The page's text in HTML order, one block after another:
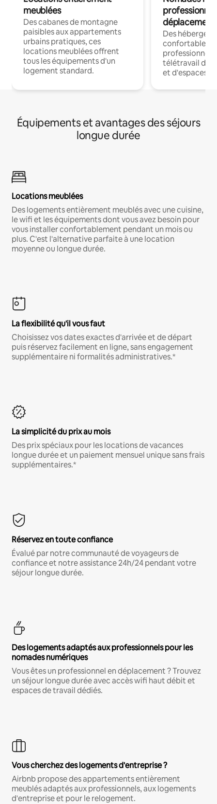
meublées
Des cabanes de montagne
paisibles aux appartements
urbains pratiques, ces
locations meublées offrent
tous les équipements d'un
logement standard.
déplacement
Des
confortables
professionnels
télétravail
et d'espaces
Équipements et avantages des séjours
longue durée
Locations meublées
Des logements entièrement meublés avec une cuisine,
le wifi et les équipements dont vous avez besoin pour
vous installer confortablement pendant un mois ou
plus. C'est l'alternative parfaite à une location
moyenne ou longue durée.
La flexibilité qu'il vous faut
Choisissez vos dates exactes d'arrivée et de départ
puis réservez facilement en ligne, sans engagement
supplémentaire ni formalités administratives.*
La simplicité du prix au mois
Des prix spéciaux pour les locations de vacances
longue durée et un paiement mensuel unique sans frais
supplémentaires.*
Réservez en toute confiance
Évalué par notre communauté de voyageurs de
confiance et notre assistance 24h/24 pendant votre
séjour longue durée.
Des logements adaptés aux professionnels pour les
nomades numériques
Vous êtes un professionnel en déplacement ? Trouvez
un séjour longue durée avec accès wifi haut débit et
espaces de travail dédiés.
Vous cherchez des logements d'entreprise ?
Airbnb propose des appartements entièrement
meublés adaptés aux professionnels, aux logements
d'entreprise et pour le relogement.